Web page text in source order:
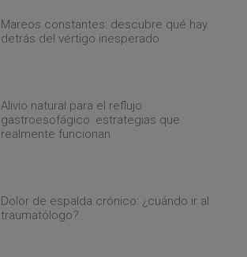
Mareos constantes: descubre qué hay
detrás del vértigo inesperado
Alivio natural para el reflujo
gastroesofágico: estrategias que
realmente funcionan
Dolor de espalda crónico: ¿cuándo ir al
traumatólogo?